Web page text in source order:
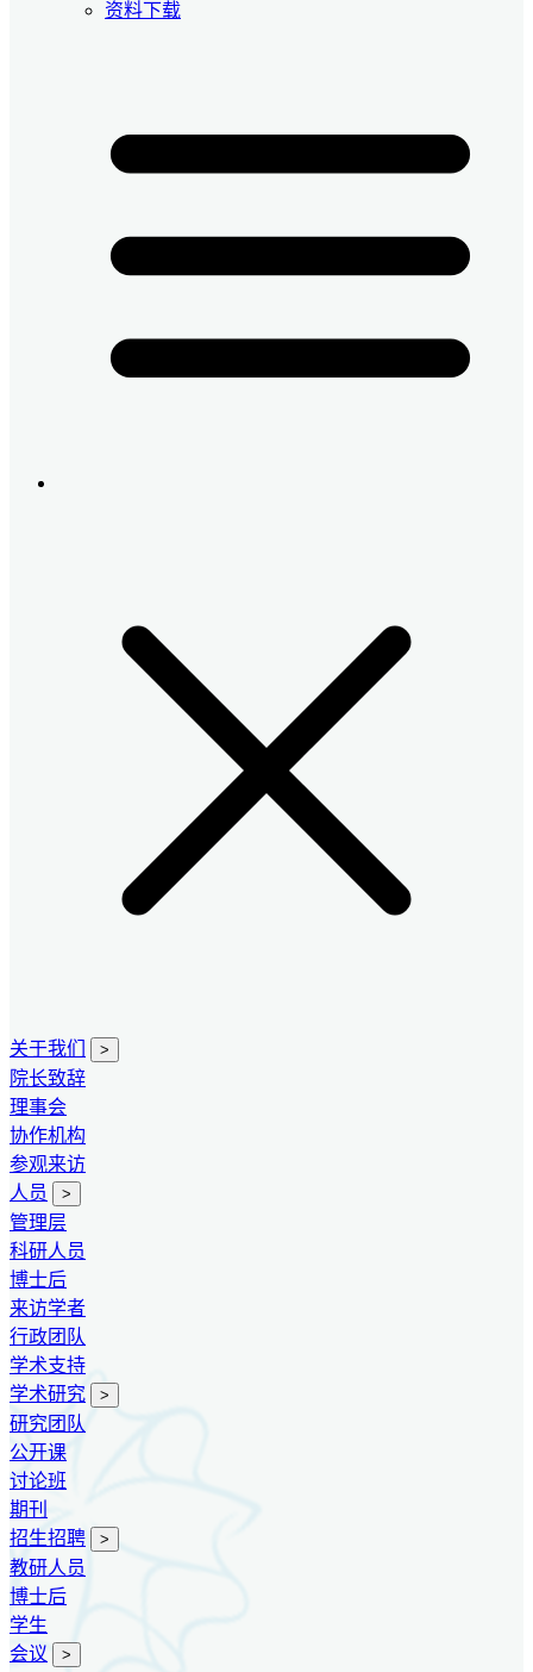
资料下载
关于我们 >
院长致辞
理事会
协作机构
参观来访
人员
>
管理层
科研人员
博士后
来访学者
行政团队
学术支持
学术研究
>
研究团队
公开课
讨论班
期刊
招生招聘
>
教研人员
博士后
学生
会议
>